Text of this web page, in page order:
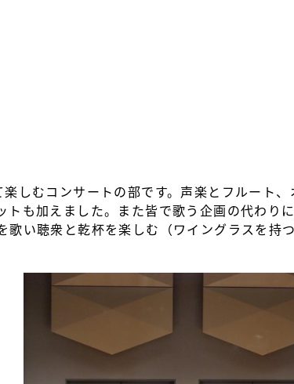
しむコンサートの部です。声楽とフルート、
も加えました。また皆で歌う企画の代わり
い聴衆と乾杯を楽しむ（ワイングラスを持